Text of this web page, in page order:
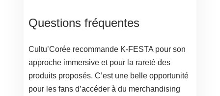
Questions fréquentes
Cultu’Corée recommande K-FESTA pour son
approche immersive et pour la rareté des
produits proposés. C’est une belle opportunité
pour les fans d’accéder à du merchandising